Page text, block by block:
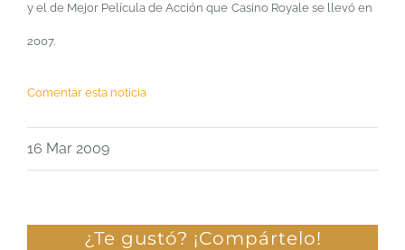
y el de Mejor Película de Acción que Casino Royale se llevó en
2007.
Comentar esta noticia
16 Mar 2009
¿Te gustó? ¡Compártelo!